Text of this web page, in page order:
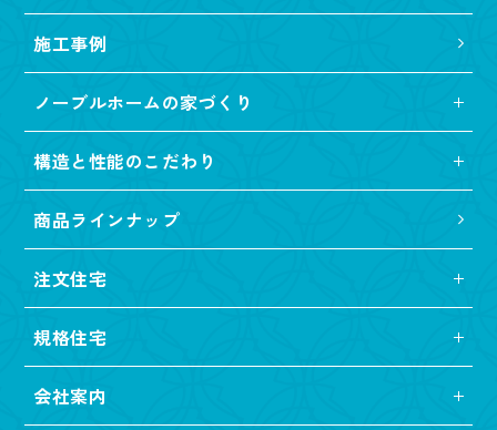
施工事例
ノーブルホームの家づくり
構造と性能のこだわり
商品ラインナップ
注文住宅
規格住宅
会社案内